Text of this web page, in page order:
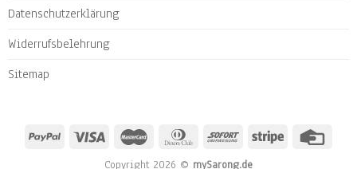
Datenschutzerklärung
Widerrufsbelehrung
Sitemap
Copyright 2026 © mySarong.de